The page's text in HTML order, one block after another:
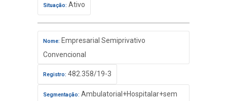
Situação: Ativo
Nome: Empresarial Semiprivativo
Convencional
Registro: 482.358/19-3
Segmentação: Ambulatorial+Hospitalar+sem